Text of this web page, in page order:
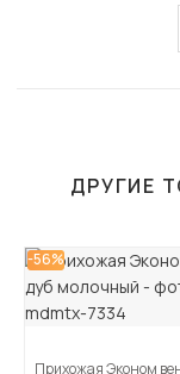
ДРУГИЕ
-56%
Прихожая Эконом